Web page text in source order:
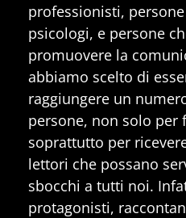
professionisti,
psicologi, e persone
promuovere la
abbiamo scelto di
raggiungere un
persone, non solo per
soprattutto per
lettori che possano
sbocchi a tutti noi.
protagonisti,